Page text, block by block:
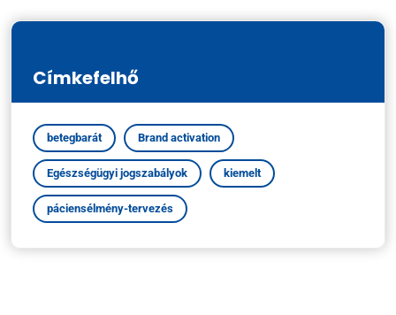
Címkefelhő
betegbarát Brand activation
Egészségügyi jogszabályok kiemelt
páciensélmény-tervezés